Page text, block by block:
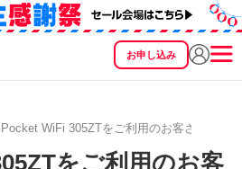
お申し込み
Pocket WiFi 305ZTをご利用のお客さまへ
をご利用のお客